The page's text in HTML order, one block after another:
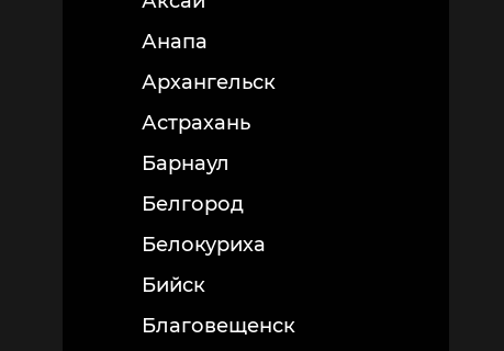
Анапа
Архангельск
Астрахань
Барнаул
Белгород
Белокуриха
Бийск
Благовещенск